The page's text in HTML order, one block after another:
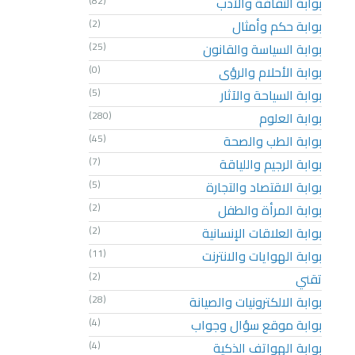
بوابة حكم وأمثال (2)
بوابة السياسة والقانون (25)
بوابة الأحلام والرؤى (0)
بوابة السياحة والآثار (5)
بوابة العلوم (280)
بوابة الطب والصحة (45)
بوابة الرجيم واللياقة (7)
بوابة الاقتصاد والتجارة (5)
بوابة المرأة والطفل (2)
بوابة العلاقات الإنسانية (2)
بوابة الهوايات والانترنت (11)
تقني (2)
بوابة الالكترونيات والصيانة (28)
بوابة موقع سؤال وجواب (4)
بوابة الهواتف الذكية (4)